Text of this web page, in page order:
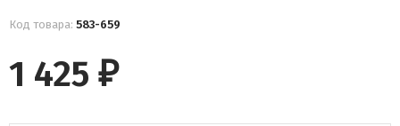
Код товара: 583-659
1 425 ₽